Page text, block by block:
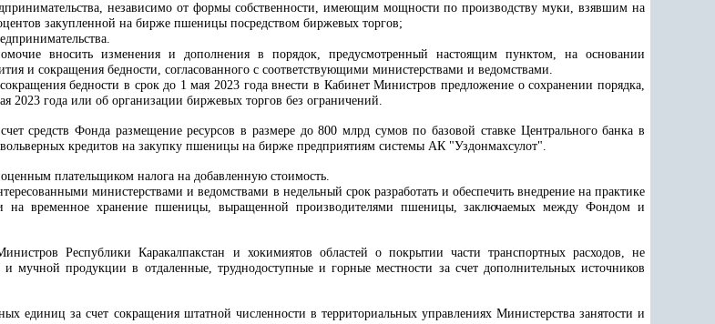
независимо от формы собственности, имеющим мощности по производству муки, взявшим на
закупленной на бирже пшеницы посредством биржевых торгов;
вносить изменения и дополнения в порядок, предусмотренный настоящим пунктом, на основании
и сокращения бедности, согласованного с соответствующими министерствами и ведомствами.
бедности в срок до 1 мая 2023 года внести в Кабинет Министров предложение о сохранении порядка,
2023 года или об организации биржевых торгов без ограничений.
средств Фонда размещение ресурсов в размере до 800 млрд сумов по базовой ставке Центрального банка в
кредитов на закупку пшеницы на бирже предприятиям системы АК"Уздонмахсулот".
плательщиком налога на добавленную стоимость.
министерствами и ведомствами в недельный срок разработать и обеспечить внедрение на практике
на временное хранение пшеницы, выращенной производителями пшеницы, заключаемых между Фондом и
Республики Каракалпакстан и хокимиятов областей о покрытии части транспортных расходов, не
продукции в отдаленные, труднодоступные и горные местности за счет дополнительных источников
единиц за счет сокращения штатной численности в территориальных управлениях Министерства занятости и